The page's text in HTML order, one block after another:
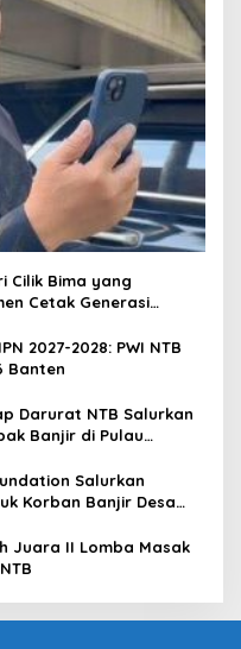
Cilik Bima yang
Cetak Generasi
2027-2028: PWI NTB
Banten
Darurat NTB Salurkan
Banjir di Pulau
Salurkan
Korban Banjir Desa
Juara II Lomba Masak